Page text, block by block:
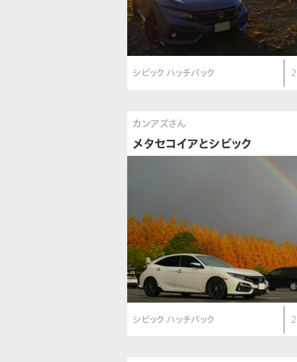
シビック ハッチバック
カンアズさん
メタセコイアとシビック
シビック ハッチバック